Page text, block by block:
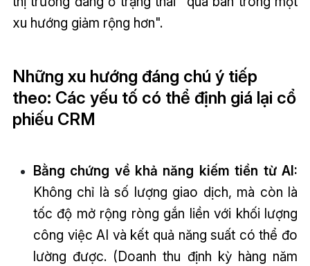
xu hướng giảm rộng hơn".
Những xu hướng đáng chú ý tiếp
theo: Các yếu tố có thể định giá lại cổ
phiếu CRM
Bằng chứng về khả năng kiếm tiền từ AI:
Không chỉ là số lượng giao dịch, mà còn là
tốc độ mở rộng ròng gắn liền với khối lượng
công việc AI và kết quả năng suất có thể đo
lường được. (Doanh thu định kỳ hàng năm